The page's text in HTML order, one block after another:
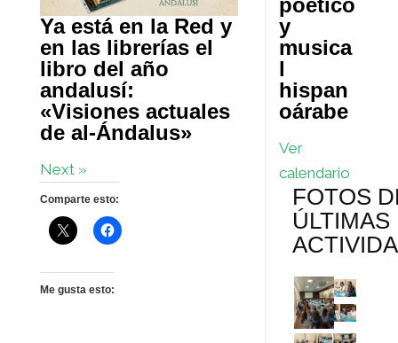
Ya está en la Red y
en las librerías el
libro del año
andalusí:
«Visiones actuales
de al-Ándalus»
Next »
Comparte esto:
Me gusta esto:
y
musica
l
hispan
oárabe
Ver
calendario
FOTOS
ÚLTIMAS